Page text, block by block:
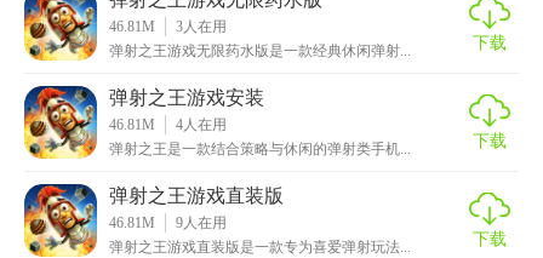
1. 精美画面：采用高清画质和流畅的动画效果，打造逼真的
游戏场景。
2. 丰富音效：包含多种音效和背景音乐，增加游戏的趣味性
和沉浸感。
3. 简单操作：通过滑动屏幕即可控制箭矢的弹射方向和力
度，简单易上手。
46.81M 3人在用
弹射之王游戏无限药水版是一款经典休闲弹射...
下载
弹射之王游戏安装
46.81M 4人在用
弹射之王是一款结合策略与休闲的弹射类手机...
下载
弹射之王游戏直装版
46.81M 9人在用
弹射之王游戏直装版是一款专为喜爱弹射玩法...
下载